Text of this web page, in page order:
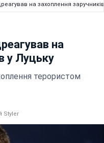
на захоплення
на
у Луцьку
терористом
Styler